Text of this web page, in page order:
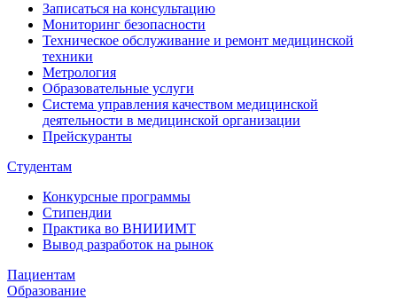
Записаться на консультацию
Мониторинг безопасности
Техническое обслуживание и ремонт медицинской
техники
Метрология
Образовательные услуги
Система управления качеством медицинской
деятельности в медицинской организации
Прейскуранты
Студентам
Конкурсные программы
Стипендии
Практика во ВНИИИМТ
Вывод разработок на рынок
Пациентам
Образование